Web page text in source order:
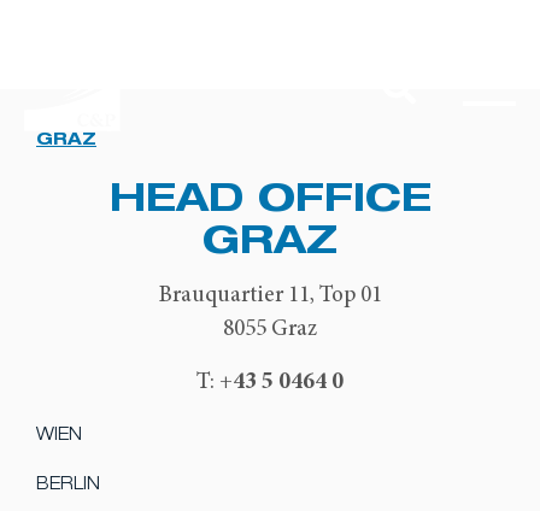
GRAZ
HEAD OFFICE
GRAZ
Brauquartier 11, Top 01
8055 Graz
T: +43 5 0464 0
WIEN
BERLIN